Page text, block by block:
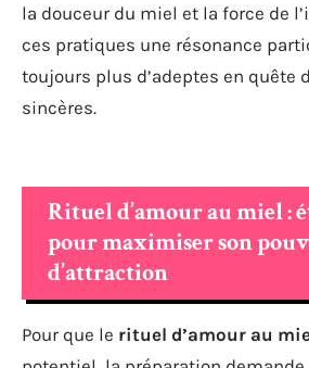
la douceur du miel et la force de
ces pratiques une résonance
toujours plus d’adeptes en quête
sincères.
Rituel d’amour au miel :
pour maximiser son
d’attraction
Pour que le rituel d’amour au